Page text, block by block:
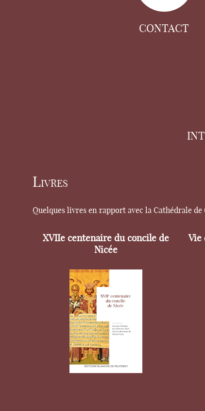
CONTACT
Livres
Quelques livres en rapport avec la Cathédrale
XVIIe centenaire du concile de
Nicée
Vie